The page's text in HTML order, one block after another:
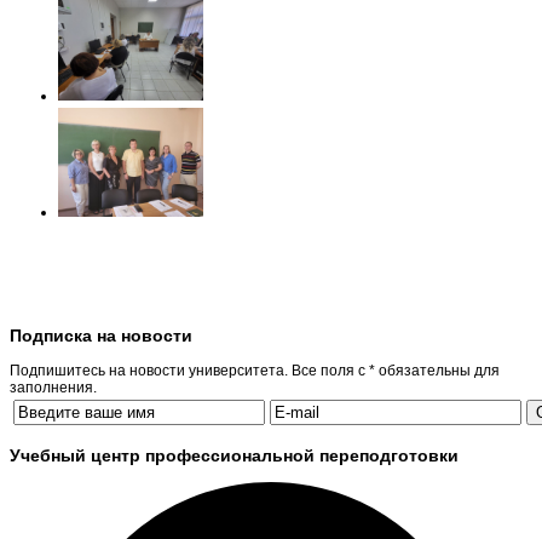
Подписка на новости
Подпишитесь на новости университета. Все поля с * обязательны для
заполнения.
Учебный центр профессиональной переподготовки